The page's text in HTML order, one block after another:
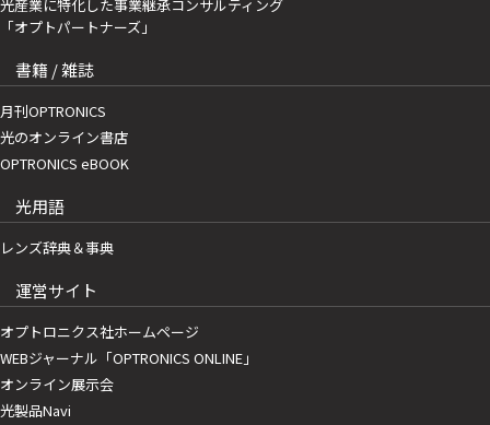
光産業に特化した事業継承コンサルティング
「オプトパートナーズ」
書籍 / 雑誌
月刊OPTRONICS
光のオンライン書店
OPTRONICS eBOOK
光用語
レンズ辞典＆事典
運営サイト
オプトロニクス社ホームページ
WEBジャーナル「OPTRONICS ONLINE」
オンライン展示会
光製品Navi